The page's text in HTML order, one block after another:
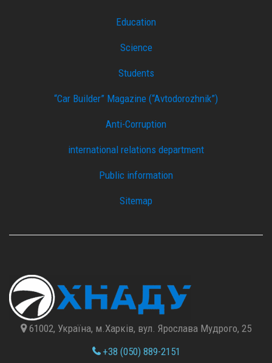
Education
Science
Students
“Car Builder” Magazine (“Avtodorozhnik”)
Anti-Corruption
international relations department
Public information
Sitemap
61002, Україна, м.Харків, вул. Ярослава Мудрого, 25
+38 (050) 889-2151